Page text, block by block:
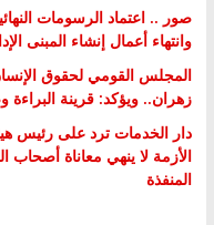
صور .. اعتماد الرسومات
وانتهاء أعمال إنشاء المبنى
المجلس القومي لحقوق
زهران.. ويؤكد: قرينة
دار الخدمات ترد على رئيس
الأزمة لا ينهي معاناة
المنفذة